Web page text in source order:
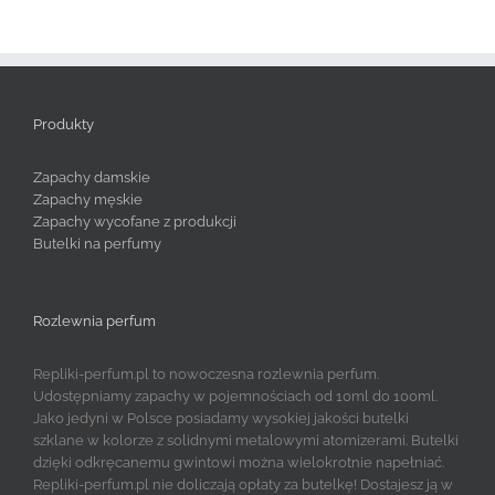
Produkty
Zapachy damskie
Zapachy męskie
Zapachy wycofane z produkcji
Butelki na perfumy
Rozlewnia perfum
Repliki-perfum.pl to nowoczesna rozlewnia perfum.
Udostępniamy zapachy w pojemnościach od 10ml do 100ml.
Jako jedyni w Polsce posiadamy wysokiej jakości butelki
szklane w kolorze z solidnymi metalowymi atomizerami. Butelki
dzięki odkręcanemu gwintowi można wielokrotnie napełniać.
Repliki-perfum.pl nie doliczają opłaty za butelkę! Dostajesz ją w